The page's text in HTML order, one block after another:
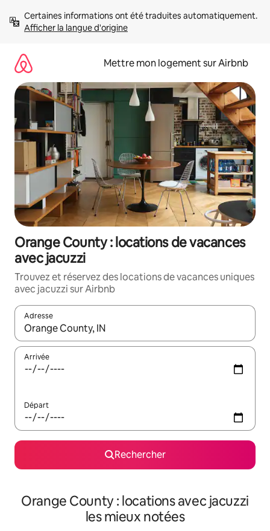
directement
Afficher la langue d'origine
Mettre mon logement sur Airbnb
Orange County : locations de vacances
avec jacuzzi
Trouvez et réservez des locations de vacances uniques
avec jacuzzi sur Airbnb
Adresse
Lorsque les résultats s'affichent, utilisez les flèches vers le
Arrivée
Départ
Rechercher
Orange County : locations avec jacuzzi
les mieux notées